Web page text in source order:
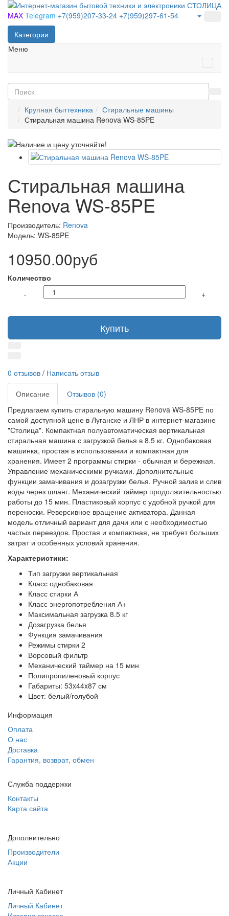
MAX Telegram +7(959)207-33-24 +7(959)297-61-54
Категории
Меню
Крупная быттехника
Стиральные машины
Стиральная машина Renova WS-85PE
Стиральная машина
Renova WS-85PE
Производитель: Renova
Модель: WS-85PE
10950.00руб
Количество
-
+
Купить
0 отзывов / Написать отзыв
Описание
Отзывов (0)
Предлагаем купить стиральную машину Renova WS-85PE по
самой доступной цене в Луганске и ЛНР в интернет-магазине
"Столица". Компактная полуавтоматическая вертикальная
стиральная машина с загрузкой белья в 8.5 кг. Однобаковая
машинка, простая в использовании и компактная для
хранения. Имеет 2 программы стирки - обычная и бережная.
Управление механическими ручками. Дополнительные
функции замачивания и дозагрузки белья. Ручной залив и слив
воды через шланг. Механический таймер продолжительностью
работы до 15 мин. Пластиковый корпус с удобной ручкой для
переноски. Реверсивное вращение активатора. Данная
модель отличный вариант для дачи или с необходимостью
частых переездов. Простая и компактная, не требует больших
затрат и особенных условий хранения.
Характеристики:
Тип загрузки вертикальная
Класс однобаковая
Класс стирки А
Класс энергопотребления А+
Максимальная загрузка 8.5 кг
Дозагрузка белья
Функция замачивания
Режимы стирки 2
Ворсовый фильтр
Механический таймер на 15 мин
Полипропиленовый корпус
Габариты: 53x44x87 см
Цвет: белый/голубой
Информация
Оплата
О нас
Доставка
Гарантия, возврат, обмен
Служба поддержки
Контакты
Карта сайта
Дополнительно
Производители
Акции
Личный Кабинет
Личный Кабинет